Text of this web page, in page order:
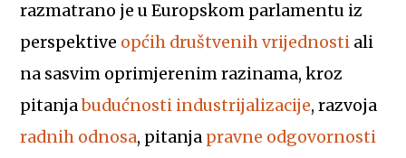
razmatrano je u Europskom parlamentu iz
perspektive općih društvenih vrijednosti ali
na sasvim oprimjerenim razinama, kroz
pitanjabudućnosti industrijalizacije, razvoja
radnih odnosa, pitanja pravne odgovornosti